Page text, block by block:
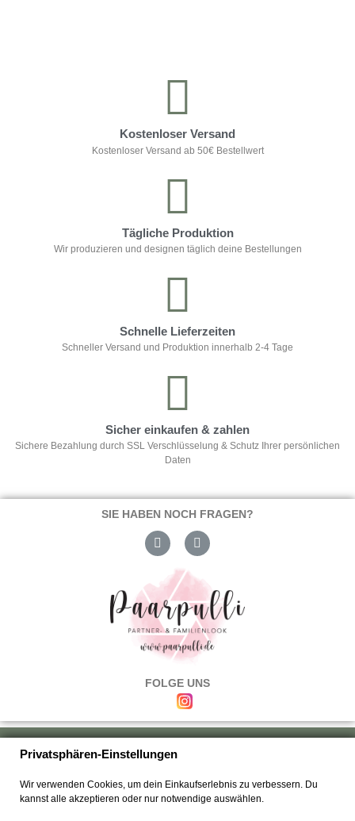
Kostenloser Versand
Kostenloser Versand ab 50€ Bestellwert
Tägliche Produktion
Wir produzieren und designen täglich deine Bestellungen
Schnelle Lieferzeiten
Schneller Versand und Produktion innerhalb 2-4 Tage
Sicher einkaufen & zahlen
Sichere Bezahlung durch SSL Verschlüsselung & Schutz Ihrer persönlichen
Daten
SIE HABEN NOCH FRAGEN?
FOLGE UNS
Über uns|Versand & Zahlung|Umtausch & Rückgabe
Kontakt
Privatsphären-Einstellungen
Wir verwenden Cookies, um dein Einkaufserlebnis zu verbessern. Du
kannst alle akzeptieren oder nur notwendige auswählen.